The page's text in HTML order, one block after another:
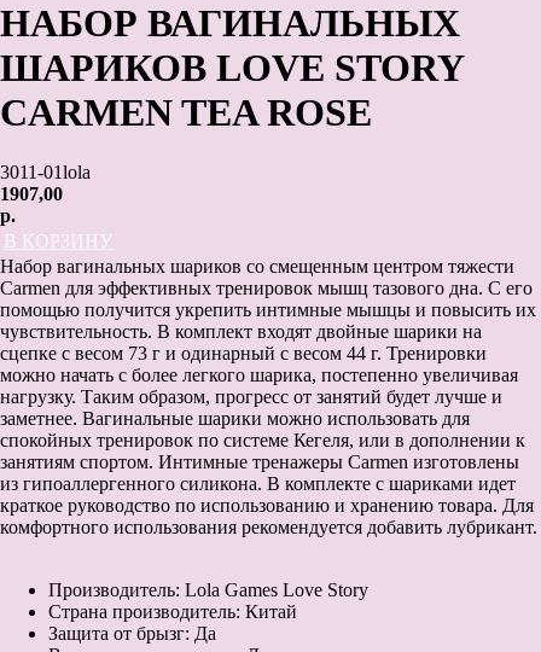
НАБОР ВАГИНАЛЬНЫХ
ШАРИКОВ LOVE STORY
CARMEN TEA ROSE
3011-01lola
1907,00
р.
В КОРЗИНУ
Набор вагинальных шариков со смещенным центром тяжести
Carmen для эффективных тренировок мышц тазового дна. С его
помощью получится укрепить интимные мышцы и повысить их
чувствительность. В комплект входят двойные шарики на
сцепке с весом 73 г и одинарный с весом 44 г. Тренировки
можно начать с более легкого шарика, постепенно увеличивая
нагрузку. Таким образом, прогресс от занятий будет лучше и
заметнее. Вагинальные шарики можно использовать для
спокойных тренировок по системе Кегеля, или в дополнении к
занятиям спортом. Интимные тренажеры Carmen изготовлены
из гипоаллергенного силикона. В комплекте с шариками идет
краткое руководство по использованию и хранению товара. Для
комфортного использования рекомендуется добавить лубрикант.
Производитель: Lola Games Love Story
Страна производитель: Китай
Защита от брызг: Да